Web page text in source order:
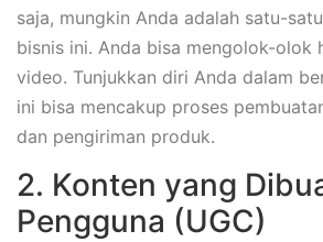
saja, mungkin Anda adalah satu-
bisnis ini. Anda bisa mengolok-olok
video. Tunjukkan diri Anda dalam
ini bisa mencakup proses
dan pengiriman produk.
2. Konten yang
Pengguna (UGC)